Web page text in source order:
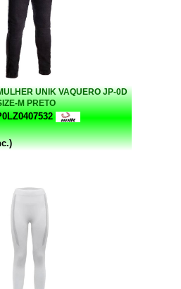
UNIK VAQUERO JP-0D
M PRETO